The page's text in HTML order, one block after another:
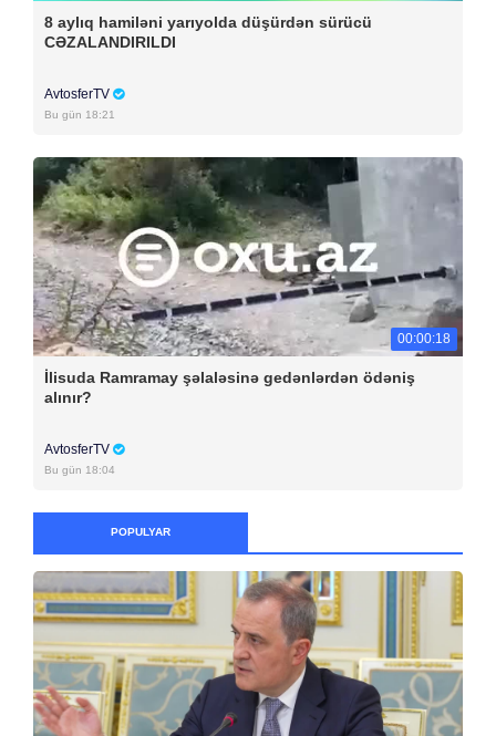
8 aylıq hamiləni yarıyolda düşürdən sürücü
CƏZALANDIRILDI
AvtosferTV
Bu gün 18:21
00:00:18
İlisuda Ramramay şəlaləsinə gedənlərdən ödəniş
alınır?
AvtosferTV
Bu gün 18:04
POPULYAR